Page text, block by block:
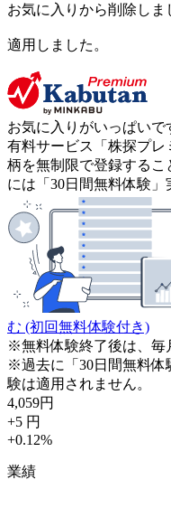
お気に入りから削除しま
適用しました。
お気に入りがいっぱいで
有料サービス「株探プ
柄を無制限で登録する
には「30日間無料体験」
む (初回無料体験付き)
※無料体験終了後は、毎
※過去に「30日間無料体
験は適用されません。
4,059円
+5 円
+0.12%
業績